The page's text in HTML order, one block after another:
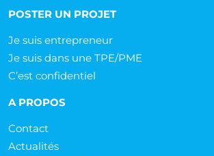
POSTER UN PROJET
Je suis entrepreneur
Je suis dans une TPE/PME
C’est confidentiel
A PROPOS
Contact
Actualités